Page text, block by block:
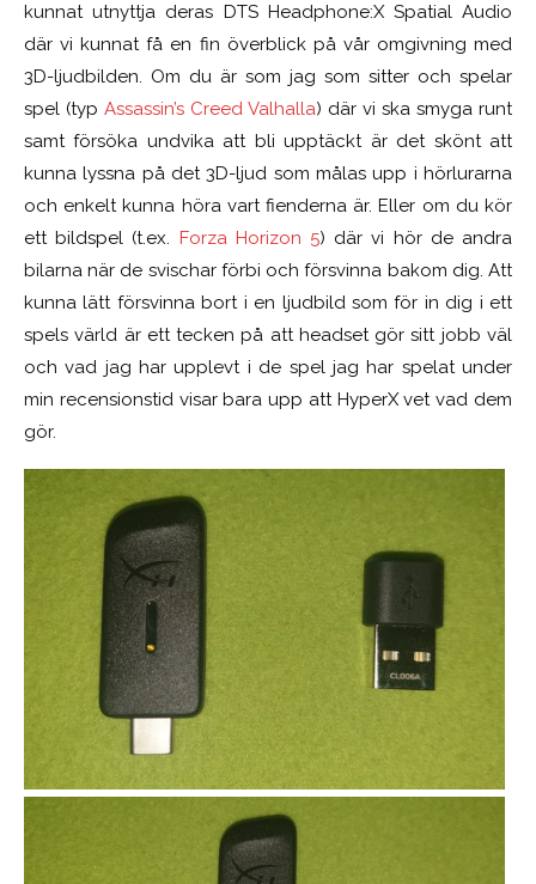
kunnat utnyttja deras DTS Headphone:X Spatial Audio
där vi kunnat få en fin överblick på vår omgivning med
3D-ljudbilden. Om du är som jag som sitter och spelar
spel (typ Assassin’s Creed Valhalla) där vi ska smyga runt
samt försöka undvika att bli upptäckt är det skönt att
kunna lyssna på det 3D-ljud som målas upp i hörlurarna
och enkelt kunna höra vart fienderna är. Eller om du kör
ett bildspel (t.ex. Forza Horizon 5) där vi hör de andra
bilarna när de svischar förbi och försvinna bakom dig. Att
kunna lätt försvinna bort i en ljudbild som för in dig i ett
spels värld är ett tecken på att headset gör sitt jobb väl
och vad jag har upplevt i de spel jag har spelat under
min recensionstid visar bara upp att HyperX vet vad dem
gör.